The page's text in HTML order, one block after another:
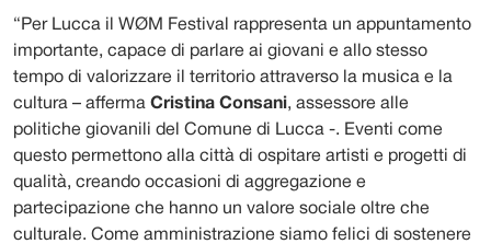
“Per Lucca il WØM Festival rappresenta un appuntamento
importante, capace di parlare ai giovani e allo stesso
tempo di valorizzare il territorio attraverso la musica e la
cultura – afferma Cristina Consani, assessore alle
politiche giovanili del Comune di Lucca -. Eventi come
questo permettono alla città di ospitare artisti e progetti di
qualità, creando occasioni di aggregazione e
partecipazione che hanno un valore sociale oltre che
culturale. Come amministrazione siamo felici di sostenere